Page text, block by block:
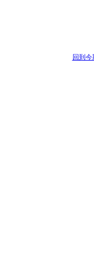
回到今